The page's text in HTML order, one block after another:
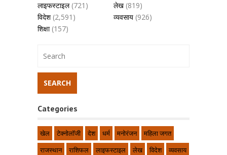
लाइफस्टाइल(721) लेख (819)
विदेश(2,591) व्यवसाय (926)
शिक्षा(157)
Categories
खेल टेक्नोलॉजी देश धर्म मनोरंजन
महिला जगत
राजस्थान
राशिफल लाइफस्टाइल लेख विदेश
व्यवसाय